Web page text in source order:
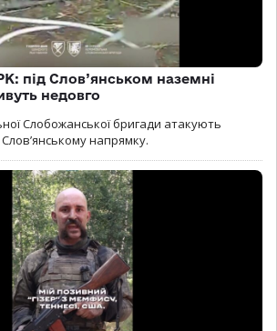
під Слов’янськом наземні
недовго
Слобожанської бригади атакують
напрямку.